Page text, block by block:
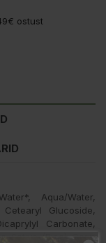
ostust
Aqua/Water,
Glucoside,
Carbonate,